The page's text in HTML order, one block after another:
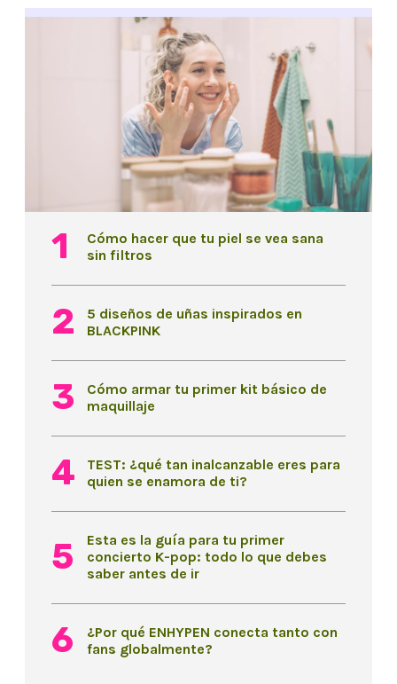
Cómo hacer que tu piel se vea sana
sin filtros
5 diseños de uñas inspirados en
BLACKPINK
Cómo armar tu primer kit básico de
maquillaje
TEST: ¿qué tan inalcanzable eres para
quien se enamora de ti?
Esta es la guía para tu primer
concierto K-pop: todo lo que debes
saber antes de ir
¿Por qué ENHYPEN conecta tanto con
fans globalmente?